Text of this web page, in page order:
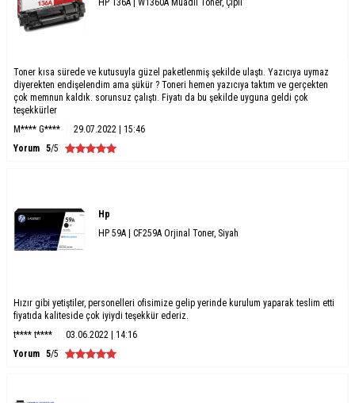
HP 136A | W1360A Muadil Toner, Çipli
Toner kısa sürede ve kutusuyla güzel paketlenmiş şekilde ulaştı. Yazıcıya uymaz
diyerekten endişelendim ama şükür ? Toneri hemen yazıcıya taktım ve gerçekten
çok memnun kaldık. sorunsuz çalıştı. Fiyatı da bu şekilde uyguna geldi çok
teşekkürler
M**** G****
29.07.2022 | 15:46
Yorum 5/5
Hp
HP 59A | CF259A Orjinal Toner, Siyah
Hızır gibi yetiştiler, personelleri ofisimize gelip yerinde kurulum yaparak teslim etti
fiyatıda kaliteside çok iyiydi teşekkür ederiz.
t**** t****
03.06.2022 | 14:16
Yorum 5/5